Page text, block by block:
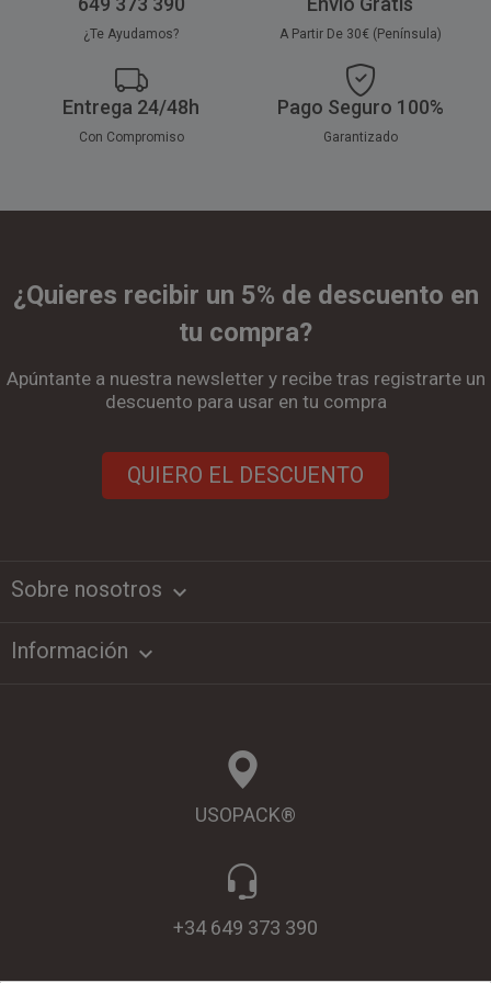
¿Te Ayudamos? A Partir De 30€ (Península)
Entrega 24/48h
Con Compromiso
Pago Seguro 100%
Garantizado
¿Quieres recibir un 5% de descuento en
tu compra?
Apúntante a nuestra newsletter y recibe tras registrarte un
descuento para usar en tu compra
QUIERO EL DESCUENTO
Sobre nosotros keyboard_arrow_down
Información 
USOPACK®
+34 649 373 390